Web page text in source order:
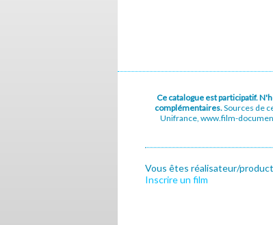
Ce catalogue est participatif.
complémentaires.Sources de
Unifrance, www.film-
Vous êtes réalisateur/
Inscrire un film